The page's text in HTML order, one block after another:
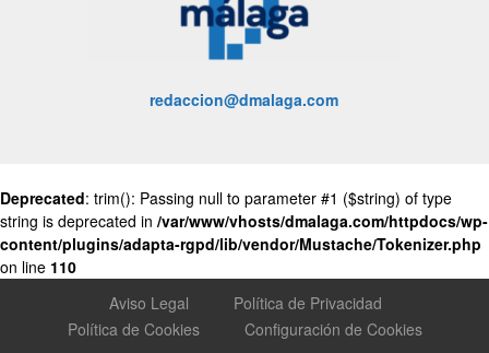
redaccion@dmalaga.com
Deprecated: trim(): Passing null to parameter #1 ($string) of type
string is deprecated in /var/www/vhosts/dmalaga.com/httpdocs/wp-
content/plugins/adapta-rgpd/lib/vendor/Mustache/Tokenizer.php
on line 110
Aviso Legal
Política de Privacidad
Política de Cookies
Configuración de Cookies